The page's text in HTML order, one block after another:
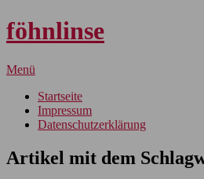
föhnlinse
Menü
Startseite
Impressum
Datenschutzerklärung
Artikel mit dem